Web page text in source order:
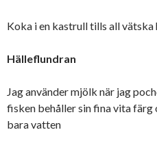
Koka i en kastrull tills all
Hälleflundran
Jag använder mjölk när jag
fisken behåller sin fina vita färg
bara vatten